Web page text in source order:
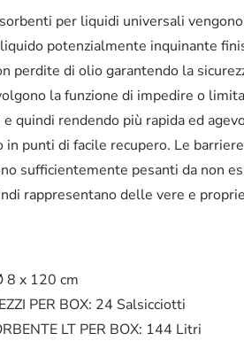
per liquidi universali
potenzialmente inquinante
perdite di olio garantendo la
la funzione di impedire o
quindi rendendo più rapida ed
in punti di facile recupero. Le
sufficientemente pesanti da non
rappresentano delle vere e
8 x 120 cm
PER BOX: 24 Salsicciotti
LT PER BOX: 144 Litri